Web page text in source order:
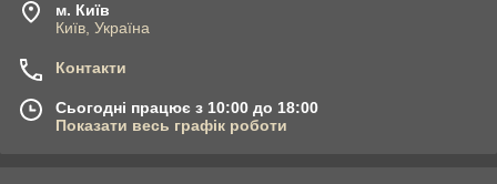
м. Київ
Київ, Україна
Контакти
Сьогодні працює з 10:00 до 18:00
Показати весь графік роботи